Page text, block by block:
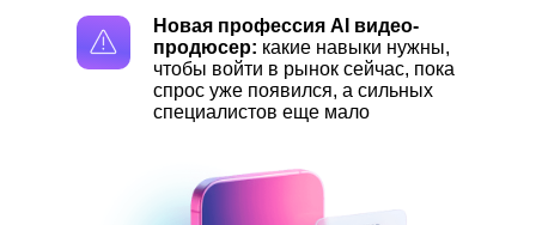
Новая профессия AI видео-
продюсер: какие навыки нужны,
чтобы войти в рынок сейчас, пока
спрос уже появился, а сильных
специалистов еще мало